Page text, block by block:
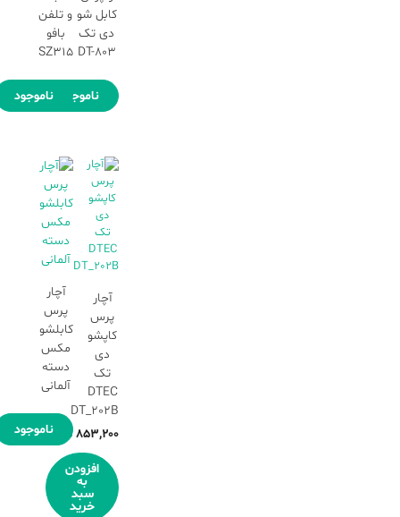
کابل شو
دی تک
DT-803
ناموجود
و تلفن
بافو
SZ315
ناموجود
آچار
پرس
کاپشو
دی
تک
DTEC
DT_202B
۸۵۳,۲۰۰ تومان
افزودن
به
سبد
خرید
آچار
پرس
کابلشو
مکس
دسته
آلمانی
ناموجود